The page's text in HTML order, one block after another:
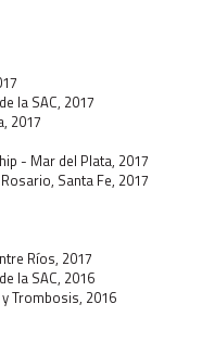
la SAC, 2017
2017
- Mar del Plata, 2017
Santa Fe, 2017
Ríos, 2017
la SAC, 2016
Trombosis, 2016